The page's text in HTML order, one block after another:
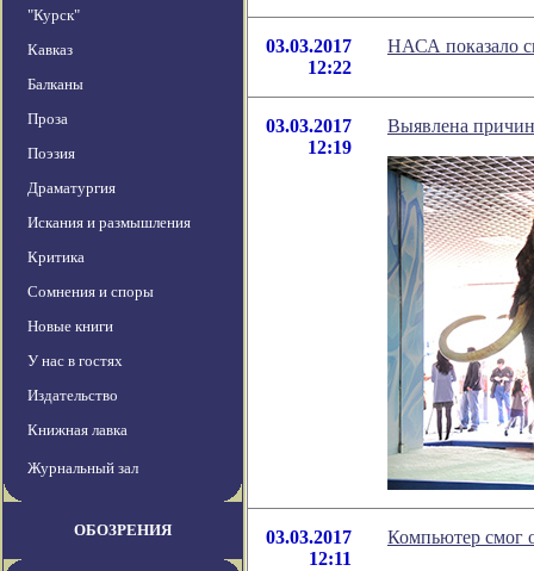
"Курск"
Кавказ
Балканы
Проза
Поэзия
Драматургия
Искания и размышления
Критика
Сомнения и споры
Новые книги
У нас в гостях
Издательство
Книжная лавка
Журнальный зал
ОБОЗРЕНИЯ
03.03.2017
12:22
НАСА показало
03.03.2017
12:19
Выявлена
03.03.2017
12:11
Компьютер смог